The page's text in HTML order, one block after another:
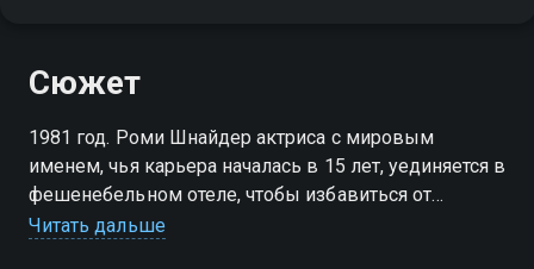
Сюжет
1981 год. Роми Шнайдер актриса с мировым
именем, чья карьера началась в 15 лет, уединяется в
фешенебельном отеле, чтобы избавиться от
депрессии. Здесь, поддерживаемая близкой
Читать дальше